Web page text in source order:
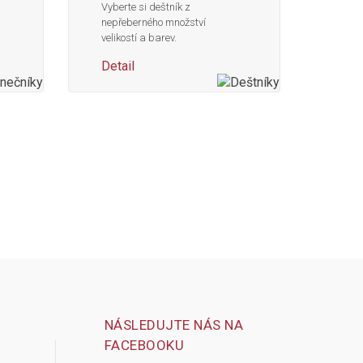
Vyberte si deštník z
nepřeberného množství
velikostí a barev.
Detail
NÁSLEDUJTE NÁS NA
FACEBOOKU